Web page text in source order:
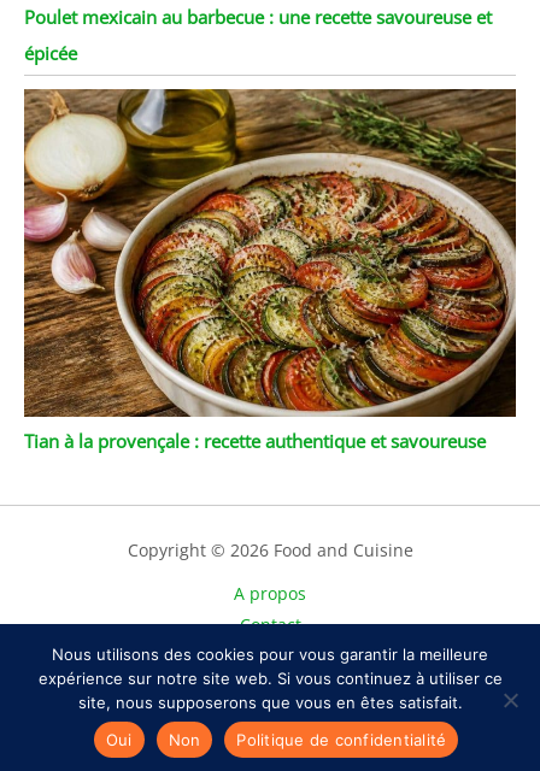
Poulet mexicain au barbecue : une recette savoureuse et
épicée
Tian à la provençale : recette authentique et savoureuse
Copyright © 2026 Food and Cuisine
A propos
Contact
Plan du site
Mentions légales
Politique de confidentialité
Nous utilisons des cookies pour vous garantir la meilleure
expérience sur notre site web. Si vous continuez à utiliser ce
site, nous supposerons que vous en êtes satisfait.
Oui
Non Politique de confidentialité